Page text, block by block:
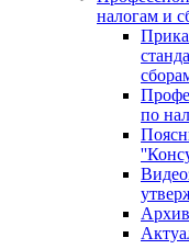
налогам и
по
Архив